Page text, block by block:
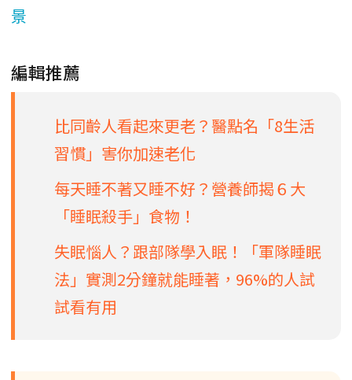
景
編輯推薦
比同齡人看起來更老？醫點名「8生活
習慣」害你加速老化
每天睡不著又睡不好？營養師揭６大
「睡眠殺手」食物！
失眠惱人？跟部隊學入眠！「軍隊睡眠
法」實測2分鐘就能睡著，96%的人試
試看有用